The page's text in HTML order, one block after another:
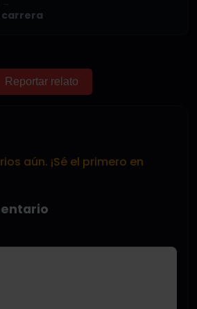
carrera
Reportar relato
aún. ¡Sé el primero en